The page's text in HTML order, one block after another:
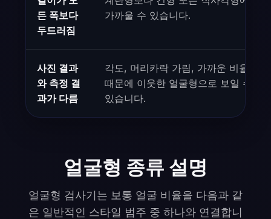
든 폭보다
두드러짐
가까울 수 있습니다.
사진 결과
와 측정 결
과가 다름
각도, 머리카락 가림, 가까운 비율
때문에 이웃한 얼굴형으로 보일 수
있습니다.
얼굴형 종류 설명
얼굴형 검사기는 보통 얼굴 비율을 다음과 같
은 일반적인 스타일 범주 중 하나와 연결합니